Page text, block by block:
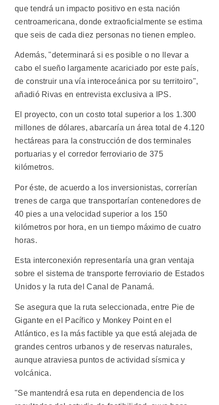
que tendrá un impacto positivo en esta nación
centroamericana, donde extraoficialmente se estima
que seis de cada diez personas no tienen empleo.
Además, "determinará si es posible o no llevar a
cabo el sueño largamente acariciado por este país,
de construir una vía interoceánica por su territoiro",
añadió Rivas en entrevista exclusiva a IPS.
El proyecto, con un costo total superior a los 1.300
millones de dólares, abarcaría un área total de 4.120
hectáreas para la construcción de dos terminales
portuarias y el corredor ferroviario de 375
kilómetros.
Por éste, de acuerdo a los inversionistas, correrían
trenes de carga que transportarían contenedores de
40 pies a una velocidad superior a los 150
kilómetros por hora, en un tiempo máximo de cuatro
horas.
Esta interconexión representaría una gran ventaja
sobre el sistema de transporte ferroviario de Estados
Unidos y la ruta del Canal de Panamá.
Se asegura que la ruta seleccionada, entre Pie de
Gigante en el Pacífico y Monkey Point en el
Atlántico, es la más factible ya que está alejada de
grandes centros urbanos y de reservas naturales,
aunque atraviesa puntos de actividad sísmica y
volcánica.
"Se mantendrá esa ruta en dependencia de los